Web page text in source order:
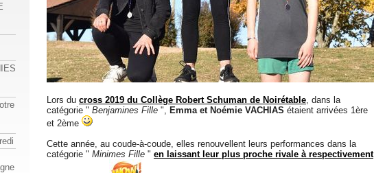
Lors du cross 2019 du Collège Robert Schuman de Noirétable, dans la
catégorie " Benjamines Fille ", Emma et Noémie VACHIAS étaient arrivées 1ère
et 2ème
Cette année, au coude-à-coude, elles renouvellent leurs performances dans la
catégorie " Minimes Fille " en laissant leur plus proche rivale à respectivement